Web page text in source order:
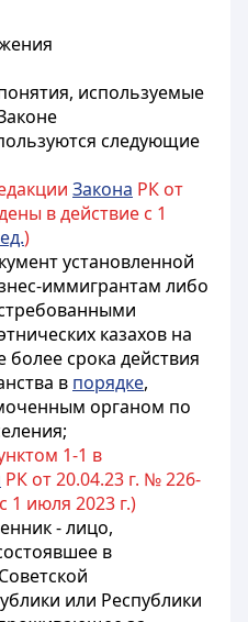
используемые
следующие
Закона РК от
в действие с 1
)
установленной
иммигрантам либо
казахов на
более срока действия
в порядке,
органом по
1-1 в
РК от 20.04.23 г. № 226-
1 июля 2023 г.)
- лицо,
в
или Республики